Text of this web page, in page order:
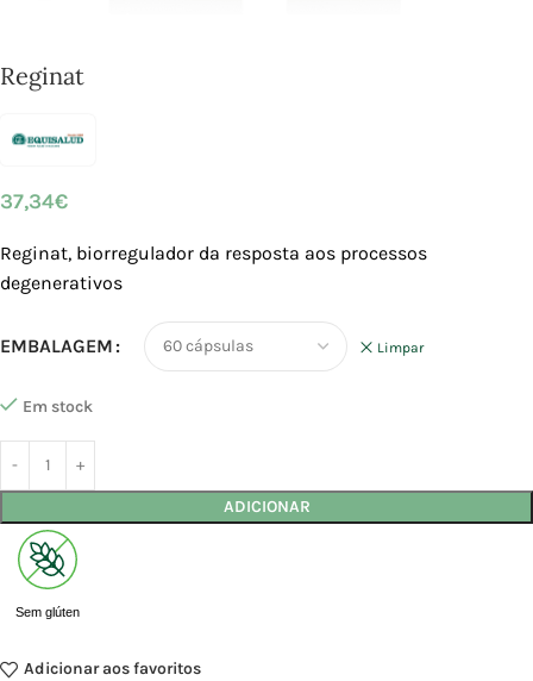
Reginat
37,34€
Reginat, biorregulador da resposta aos processos
degenerativos
EMBALAGEM Limpar
Em stock
ADICIONAR
Sem glúten
Adicionar aos favoritos